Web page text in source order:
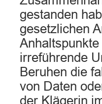
gestanden
gesetzlichen
irreführende
Beruhen die
von Daten
der Klägerin